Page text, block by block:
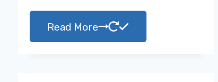
Read More